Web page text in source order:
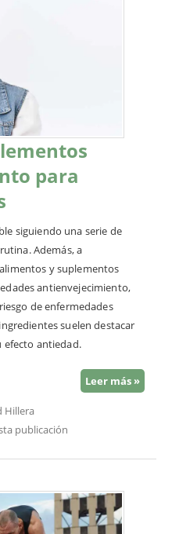
para
siguiendo una serie de
Además, a
y suplementos
antienvejecimiento,
de enfermedades
suelen destacar
efecto antiedad.
Leer más »
Hillera
publicación